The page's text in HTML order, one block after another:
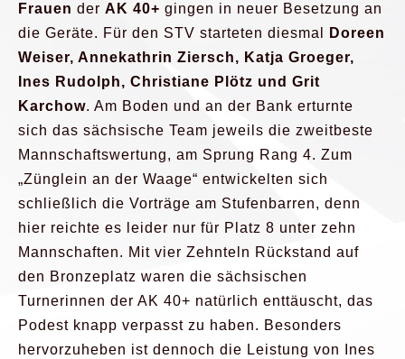
Frauen der AK 40+ gingen in neuer Besetzung an
die Geräte. Für den STV starteten diesmal
Doreen
Weiser, Annekathrin Ziersch, Katja Groeger,
Ines Rudolph, Christiane Plötz und Grit
Karchow. Am Boden und an der Bank erturnte
sich das sächsische Team jeweils die zweitbeste
Mannschaftswertung, am Sprung Rang 4. Zum
„Zünglein an der Waage“ entwickelten sich
schließlich die Vorträge am Stufenbarren, denn
hier reichte es leider nur für Platz 8 unter zehn
Mannschaften. Mit vier Zehnteln Rückstand auf
den Bronzeplatz waren die sächsischen
Turnerinnen der AK 40+ natürlich enttäuscht, das
Podest knapp verpasst zu haben. Besonders
hervorzuheben ist dennoch die Leistung von Ines